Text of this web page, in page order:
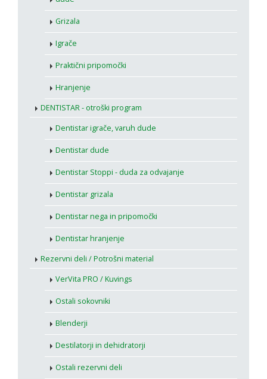
Grizala
Igrače
Praktični pripomočki
Hranjenje
DENTISTAR - otroški program
Dentistar igrače, varuh dude
Dentistar dude
Dentistar Stoppi - duda za odvajanje
Dentistar grizala
Dentistar nega in pripomočki
Dentistar hranjenje
Rezervni deli / Potrošni material
VerVita PRO / Kuvings
Ostali sokovniki
Blenderji
Destilatorji in dehidratorji
Ostali rezervni deli